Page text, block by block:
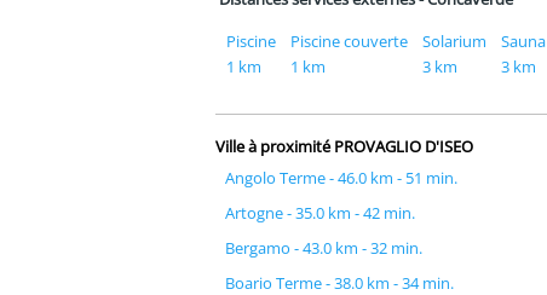
Piscine
1 km
Piscine couverte
1 km
Solarium
3 km
Sauna
3 km
Ville à proximité PROVAGLIO D'ISEO
Angolo Terme - 46.0 km - 51 min.
Artogne - 35.0 km - 42 min.
Bergamo - 43.0 km - 32 min.
Boario Terme - 38.0 km - 34 min.